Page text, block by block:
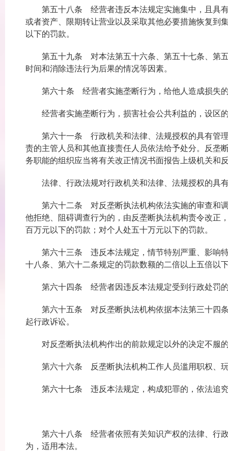
第五十八条 经营者违反本法规定实施集中，且具有
或者资产、限期转让营业以及采取其他必要措施恢复到
以下的罚款。
第五十九条 对本法第五十六条、第五十七条、第五
时间和消除违法行为后果的情况等因素。
第六十条 经营者实施垄断行为，给他人造成损失的
经营者实施垄断行为，损害社会公共利益的，设区
第六十一条 行政机关和法律、法规授权的具有管理
责的主管人员和其他直接责任人员依法给予处分。反垄
务职能的组织应当将有关改正情况书面报告上级机关和
法律、行政法规对行政机关和法律、法规授权的具有
第六十二条 对反垄断执法机构依法实施的审查和调
他拒绝、阻碍调查行为的，由反垄断执法机构责令改正
百万元以下的罚款；对个人处五十万元以下的罚款。
第六十三条 违反本法规定，情节特别严重、影响特
十八条、第六十二条规定的罚款数额的二倍以上五倍以
第六十四条 经营者因违反本法规定受到行政处罚的
第六十五条 对反垄断执法机构依据本法第三十四条
起行政诉讼。
对反垄断执法机构作出的前款规定以外的决定不服
第六十六条 反垄断执法机构工作人员滥用职权、玩
第六十七条 违反本法规定，构成犯罪的，依法追
第六十八条 经营者依照有关知识产权的法律、行政
为，适用本法。